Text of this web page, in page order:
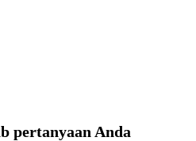
pertanyaan Anda